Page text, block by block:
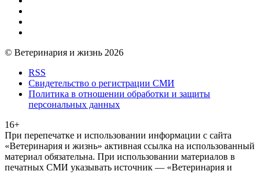
© Ветеринария и жизнь 2026
RSS
Свидетельство о регистрации СМИ
Политика в отношении обработки и защиты
персональных данных
16+
При перепечатке и использовании информации с сайта
«Ветеринария и жизнь» активная ссылка на использованный
материал обязательна. При использовании материалов в
печатных СМИ указывать источник — «Ветеринария и